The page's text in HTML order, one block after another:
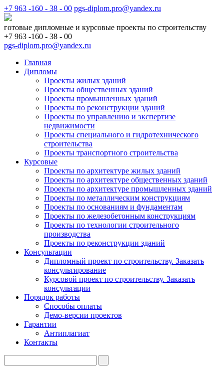
+7 963 -160 - 38 - 00 pgs-diplom.pro@yandex.ru
готовые дипломные и курсовые проекты по строительству
+7 963 -160 - 38 - 00
pgs-diplom.pro@yandex.ru
Главная
Дипломы
Проекты жилых зданий
Проекты общественных зданий
Проекты промышленных зданий
Проекты по реконструкции зданий
Проекты по управлению и экспертизе
недвижимости
Проекты специального и гидротехнического
строительства
Проекты транспортного строительства
Курсовые
Проекты по архитектуре жилых зданий
Проекты по архитектуре общественных зданий
Проекты по архитектуре промышленных зданий
Проекты по металлическим конструкциям
Проекты по основаниям и фундаментам
Проекты по железобетонным конструкциям
Проекты по технологии строительного
производства
Проекты по реконструкции зданий
Консультации
Дипломный проект по строительству. Заказать
консультирование
Курсовой проект по строительству. Заказать
консультации
Порядок работы
Способы оплаты
Демо-версии проектов
Гарантии
Антиплагиат
Контакты